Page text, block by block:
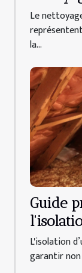
façades
Le
la...
Guide
L'isolation
garantir